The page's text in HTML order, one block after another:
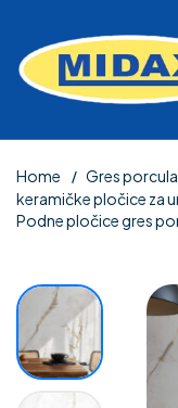
Home Gres
keramičke pločice za
Podne pločice gres